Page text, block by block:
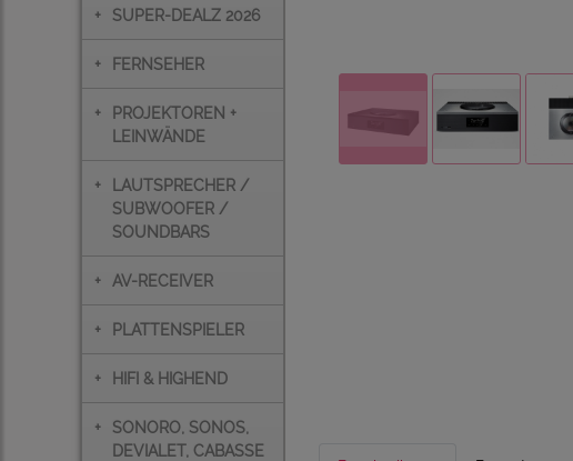
+ SUPER-DEALZ 2026
+ FERNSEHER
+
PROJEKTOREN +
LEINWÄNDE
+
LAUTSPRECHER /
SUBWOOFER /
SOUNDBARS
+ AV-RECEIVER
+ PLATTENSPIELER
+ HIFI & HIGHEND
+
SONORO, SONOS,
DEVIALET, CABASSE